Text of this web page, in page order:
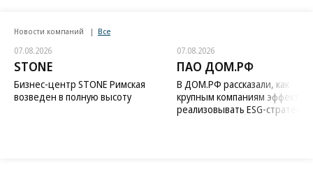
Новости компаний Все
07.08.2026
STONE
Бизнес-центр STONE Римская
возведен в полную высоту
07.08.2026
ПАО ДОМ.РФ
В ДОМ.РФ рассказали, как
крупным компаниям
реализовывать ESG-стратегию